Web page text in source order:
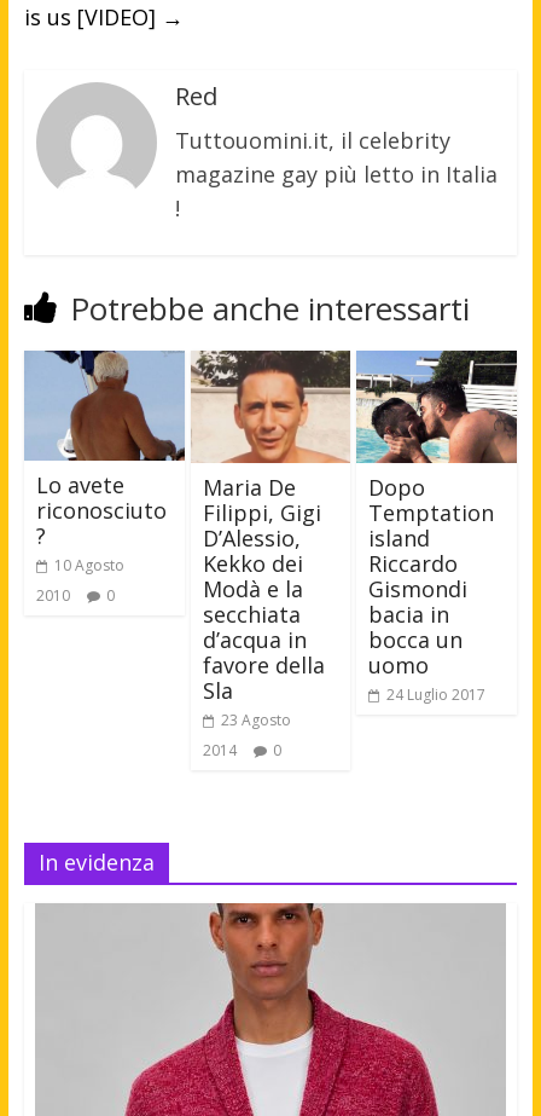
is us [VIDEO] →
Red
Tuttouomini.it, il celebrity
magazine gay più letto in Italia
!
Potrebbe anche interessarti
Lo avete
riconosciuto
?
10 Agosto
2010
0
Maria De
Filippi, Gigi
D’Alessio,
Kekko dei
Modà e la
secchiata
d’acqua in
favore della
Sla
23 Agosto
2014
0
Dopo
Temptation
island
Riccardo
Gismondi
bacia in
bocca un
uomo
24 Luglio 2017
In evidenza